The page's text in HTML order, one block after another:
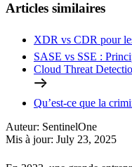
Articles similaires
XDR vs CDR pour
SASE vs SSE :
Cloud Threat
Qu’est-ce que la
Auteur: SentinelOne
Mis à jour: July 23, 2025